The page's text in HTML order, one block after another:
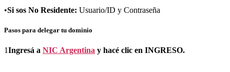
•Si sos No Residente: Usuario/ID y Contraseña
Pasos para delegar tu dominio
1Ingresá a NIC Argentina y hacé clic en INGRESO.